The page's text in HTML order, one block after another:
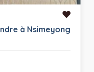
à Nsimeyong